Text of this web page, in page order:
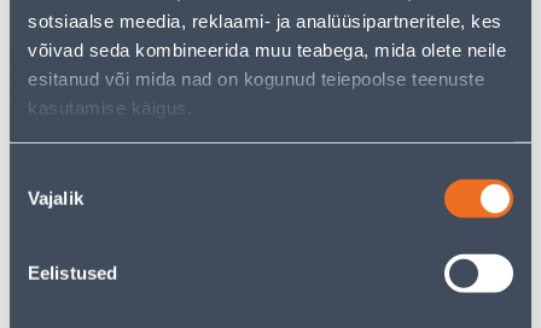
sotsiaalse meedia, reklaami- ja analüüsipartneritele, kes
võivad seda kombineerida muu teabega, mida olete neile
esitanud või mida nad on kogunud teiepoolse teenuste
kasutamise käigus.
valik
Vajalik
Eelistused
.43 € .08 €
ELECTRIC SEDNA DESIGN
ANTRATSIIT
ELECTRIC SEDNA DESIGN